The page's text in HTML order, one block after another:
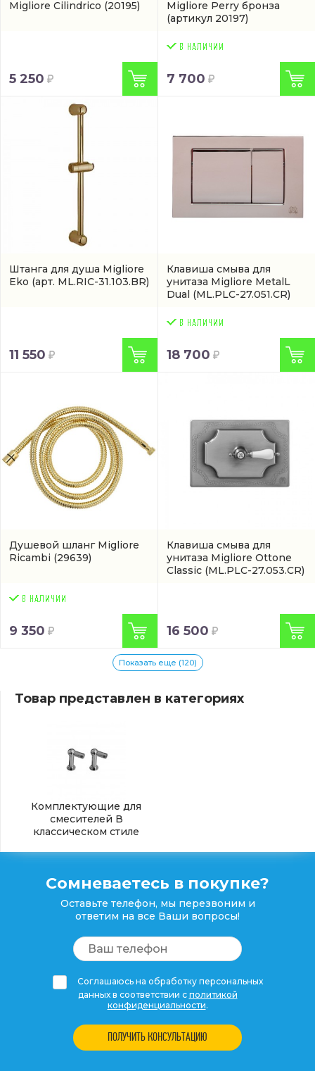
Migliore Cilindrico (20195)
5 250
Migliore Perry бронза
(артикул 20197)
7 700
Штанга для душа Migliore
Eko (арт. ML.RIC-31.103.BR)
11 550
Клавиша смыва для
унитаза Migliore MetalL
Dual (ML.PLC-27.051.CR)
18 700
Душевой шланг Migliore
Ricambi (29639)
9 350
Клавиша смыва для
унитаза Migliore Ottone
Classic (ML.PLC-27.053.CR)
16 500
Показать еще (120)
Товар представлен в категориях
Комплектующие для
смесителей В
классическом стиле
Сомневаетесь в покупке?
Оставьте телефон, мы перезвоним и
ответим на все Ваши вопросы!
Соглашаюсь на обработку персональных
данных в соответствии с политикой
конфиденциальности.
ПОЛУЧИТЬ КОНСУЛЬТАЦИЮ